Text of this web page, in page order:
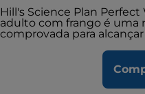
Hill's Science Plan
adulto com frango é uma
comprovada para